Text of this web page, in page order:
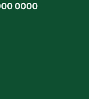
0000